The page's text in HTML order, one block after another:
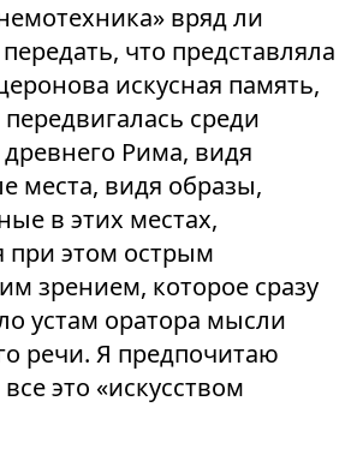
вряд ли
что представляла
искусная память,
передвигалась среди
Рима, видя
места, видя образы,
в этих местах,
при этом острым
зрением, которое сразу
устам оратора мысли
речи. Я предпочитаю
это «искусством